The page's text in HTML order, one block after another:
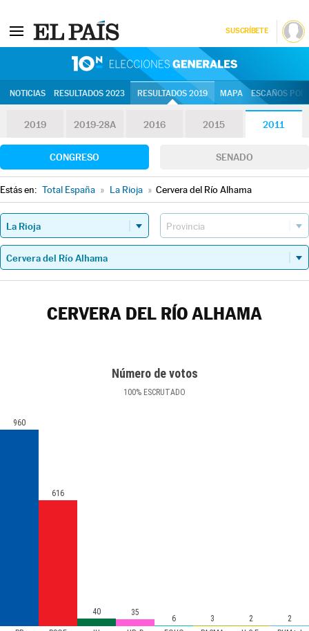
SUSCRÍBETE
NOTICIAS RESULTADOS 2023 RESULTADOS 2019 MAPA ESCAÑOS
2019 2019-28A 2016 2015 2011
CONGRESO SENADO
Estás en: Total España » La Rioja » Cervera del Río Alhama
CERVERA DEL RÍO ALHAMA
Número de votos
100% ESCRUTADO
960
616
40 35
6 3 2 2